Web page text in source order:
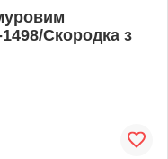
Скородка з